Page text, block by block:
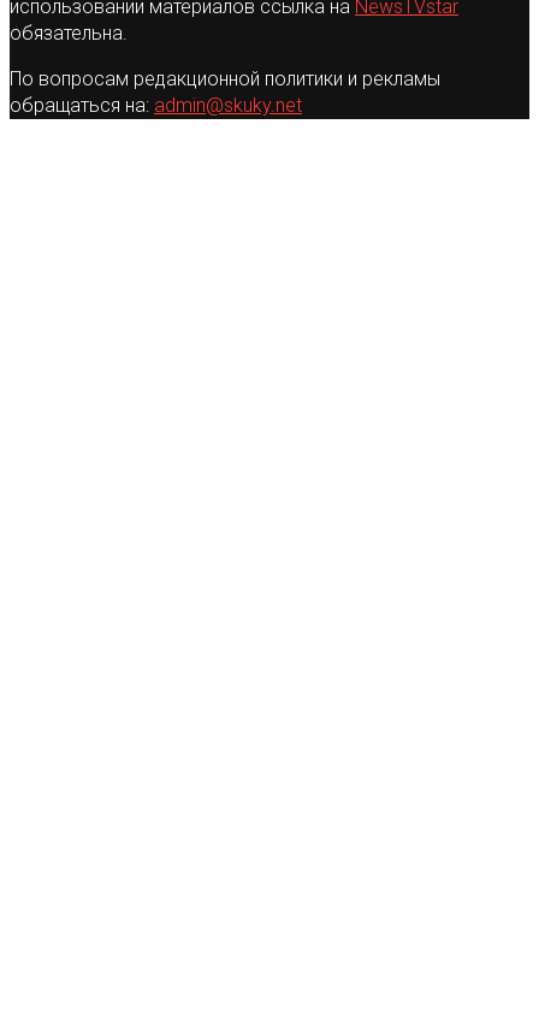
использовании материалов ссылка на NewsTVstar
обязательна.
По вопросам редакционной политики и рекламы
обращаться на: admin@skuky.net